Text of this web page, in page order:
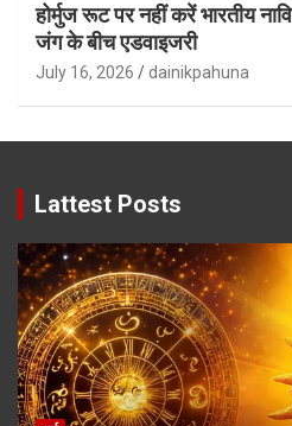
होर्मुज रूट पर नहीं करें भारतीय
जंग के बीच एडवाइजरी
July 16, 2026 dainikpahuna
Lattest Posts